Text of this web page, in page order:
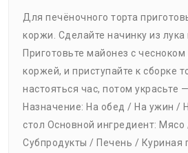
Для печёночного торта
коржи. Сделайте начинку из лука
Приготовьте майонез с
коржей, и приступайте к сборке
настояться час, потом украсьте
Назначение: На обед / На ужин /
стол Основной ингредиент:
Субпродукты / Печень / Куриная